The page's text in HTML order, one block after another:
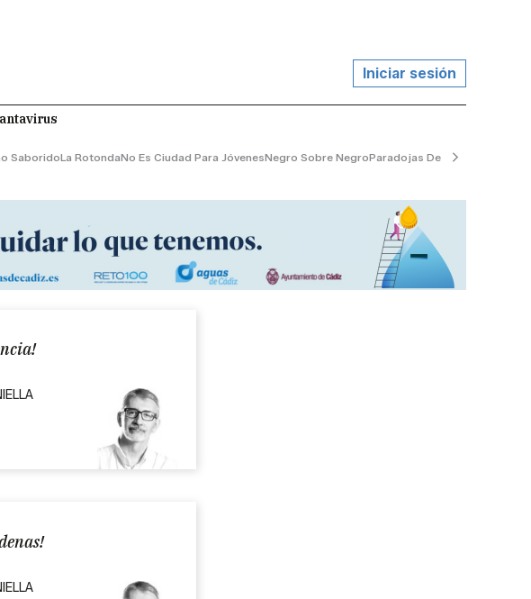
Iniciar sesión
SaboridoLa RotondaNo Es Ciudad Para JóvenesNegro Sobre NegroParadojas De La Vida